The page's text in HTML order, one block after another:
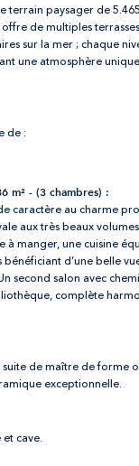
terrain paysager de
de multiples
sur la mer ; chaque
une atmosphère
de :
m² - (3 chambres) :
caractère au charme
aux très beaux
à manger, une cuisine
d’une belle
second salon avec
complète
suite de maître de forme
exceptionnelle.
cave.